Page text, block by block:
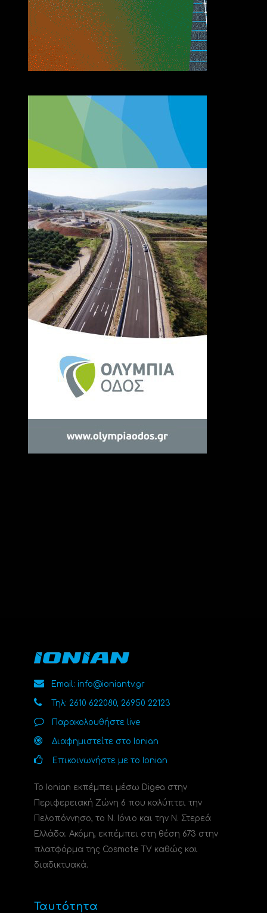
Email: info@ioniantv.gr
Τηλ: 2610 622080, 26950 22123
Παρακολουθήστε live
Διαφημιστείτε στο Ionian
Επικοινωνήστε με το Ionian
Το Ionian εκπέμπει μέσω Digea στην
Περιφερειακή Ζώνη 6 που καλύπτει την
Πελοπόννησο, το N. Ιόνιο και την Ν. Στερεά
Ελλάδα. Ακόμη, εκπέμπει στη θέση 673 στην
πλατφόρμα της Cosmote TV καθώς και
διαδικτυακά.
Ταυτότητα